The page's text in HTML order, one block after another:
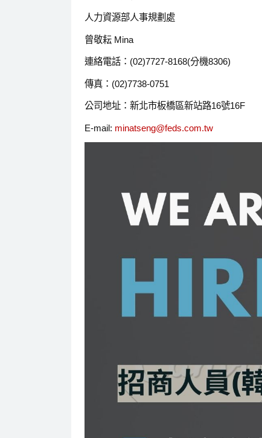
人力資源部人事規劃處
曾敬耘 Mina
連絡電話：(02)7727-8168(分機8306)
傳真：(02)7738-0751
公司地址：新北市板橋區新站路16號16F
E-mail: minatseng@feds.com.tw